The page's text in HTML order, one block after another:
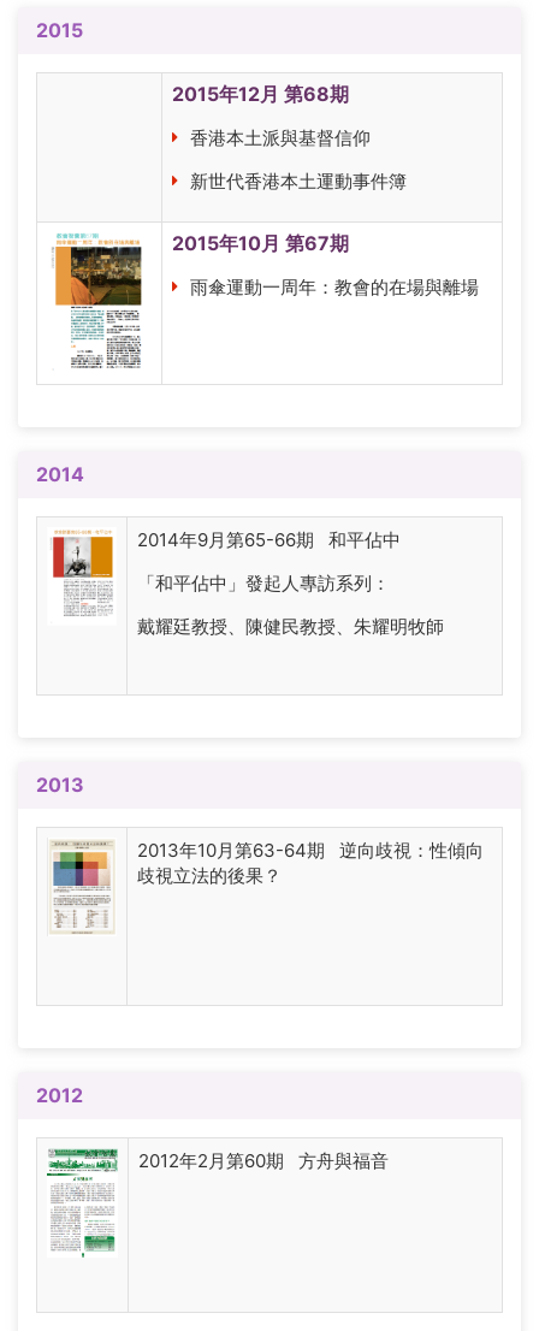
2015
2015年12月 第68期
香港本土派與基督信仰
新世代香港本土運動事件簿
2015年10月 第67期
雨傘運動一周年：教會的在場與離場
2014
2014年9月第65-66期 和平佔中
「和平佔中」發起人專訪系列：
戴耀廷教授、陳健民教授、朱耀明牧師
2013
2013年10月第63-64期 逆向歧視：性傾向
歧視立法的後果？
2012
2012年2月第60期 方舟與福音